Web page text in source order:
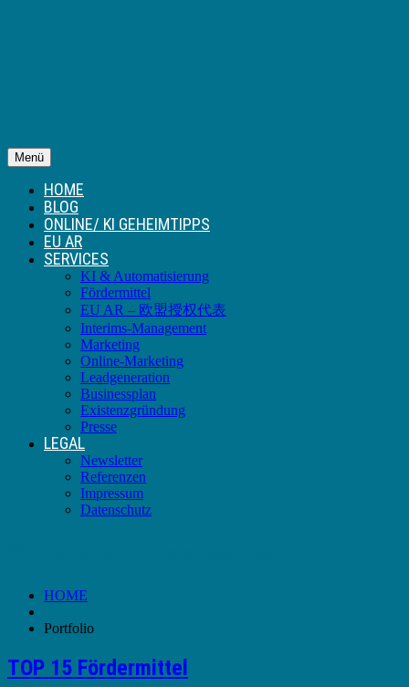
Menü
HOME
BLOG
ONLINE/ KI GEHEIMTIPPS
EU AR
SERVICES
KI & Automatisierung
Fördermittel
EU AR – 欧盟授权代表
Interims-Management
Marketing
Online-Marketing
Leadgeneration
Businessplan
Existenzgründung
Presse
LEGAL
Newsletter
Referenzen
Impressum
Datenschutz
HOME
Portfolio
TOP 15 Fördermittel